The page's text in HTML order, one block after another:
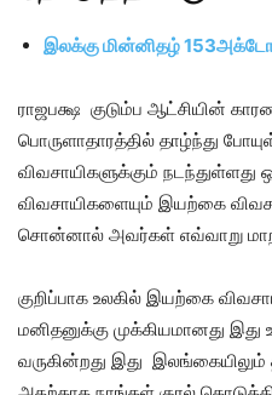
இலக்கு மின்னிதழ்
ராஜபக்ஷ குடும்ப ஆட்சியின்
பொருளாதாரத்தில் தாழ்ந்து
விவசாயிகளுக்கும்
விவசாயிகளையும் இயற்கை
சொன்னால் அவர்கள் எவ்வாறு
குறிப்பாக உலகில் இயற்கை
மனிதனுக்கு முக்கியமானது
வருகின்றது இது இலங்கையிலும்